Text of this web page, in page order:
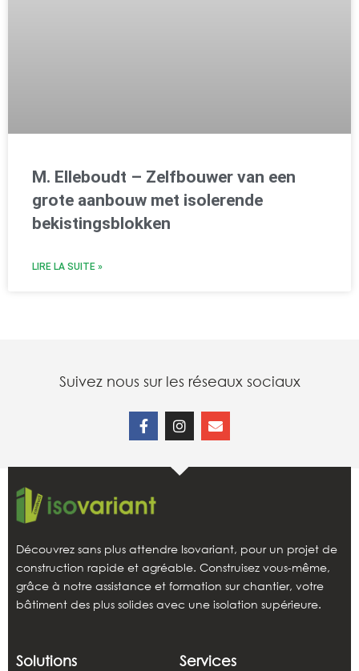
M. Elleboudt – Zelfbouwer van een
grote aanbouw met isolerende
bekistingsblokken
LIRE LA SUITE »
Suivez nous sur les réseaux sociaux
Découvrez sans plus attendre Isovariant, pour un projet de
construction rapide et agréable. Construisez vous-même,
grâce à notre assistance et formation sur chantier, votre
bâtiment des plus solides avec une isolation supérieure.
Solutions Services